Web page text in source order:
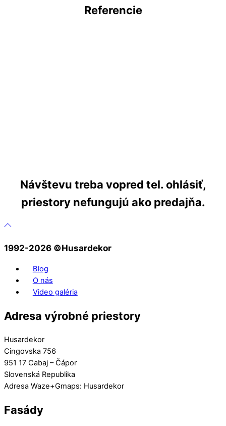
Referencie
Návštevu treba vopred tel. ohlásiť,
priestory nefungujú ako predajňa.
1992-2026 ©️Husardekor
Blog
O nás
Video galéria
Adresa výrobné priestory
Husardekor
Cingovska 756
951 17 Cabaj – Čápor
Slovenská Republika
Adresa Waze+Gmaps: Husardekor
Fasády